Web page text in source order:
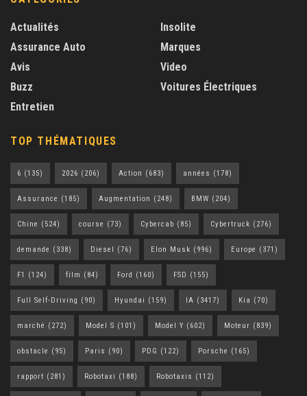
Actualités
Assurance Auto
Avis
Buzz
Entretien
Insolite
Marques
Video
Voitures Électriques
TOP THÉMATIQUES
6 (135) 2026 (206) Action (683) années (178)
Assurance (185) Augmentation (248) BMW (204)
Chine (524) course (73) Cybercab (85) Cybertruck (276)
demande (338) Diesel (76) Elon Musk (996) Europe (371)
F1 (124) film (84) Ford (160) FSD (155)
Full Self-Driving (90) Hyundai (159) IA (3417) Kia (70)
marché (272) Model S (101) Model Y (602) Moteur (839)
obstacle (95) Paris (90) PDG (122) Porsche (165)
rapport (281) Robotaxi (188) Robotaxis (112)